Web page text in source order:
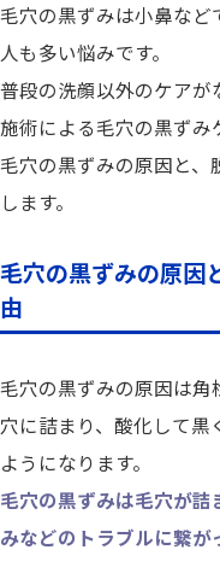
毛穴の黒ずみは小鼻など
人も多い悩みです。
普段の洗顔以外のケアが
施術による毛穴の黒ずみ
毛穴の黒ずみの原因と、
します。
毛穴の黒ずみの原因
由
毛穴の黒ずみの原因は角
穴に詰まり、酸化して黒
ようになります。
毛穴の黒ずみは毛穴が
みなどのトラブルに繋が